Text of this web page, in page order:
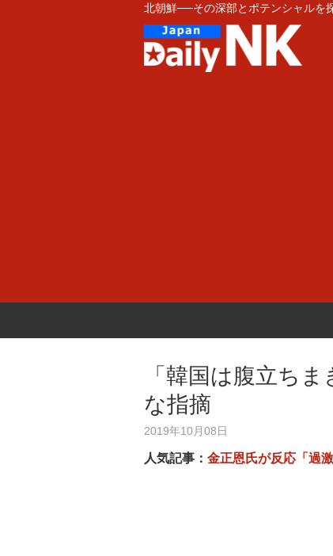
北朝鮮──その深部とポテンシャルを
「韓国は腹立ち
な指摘
2019年10月08日
人気記事： 金正恩氏が反応「過